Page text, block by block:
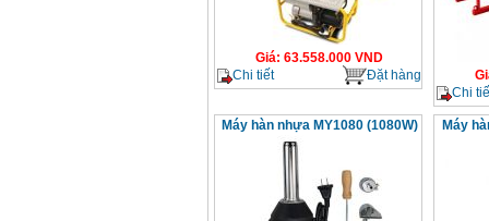
Giá: 63.558.000 VND
Chi tiết
Đặt hàng
Chi
Máy hàn nhựa MY1080 (1080W) Máy